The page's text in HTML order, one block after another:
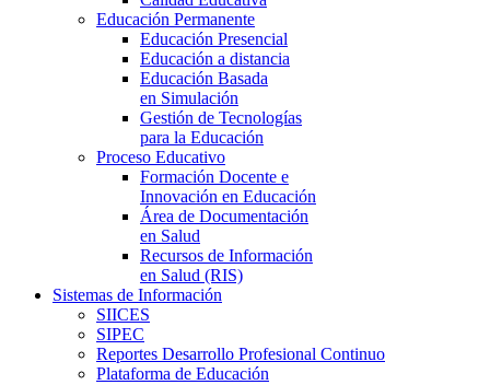
Educación Permanente
Educación Presencial
Educación a distancia
Educación Basada
en Simulación
Gestión de Tecnologías
para la Educación
Proceso Educativo
Formación Docente e
Innovación en Educación
Área de Documentación
en Salud
Recursos de Información
en Salud (RIS)
Sistemas de Información
SIICES
SIPEC
Reportes Desarrollo Profesional Continuo
Plataforma de Educación